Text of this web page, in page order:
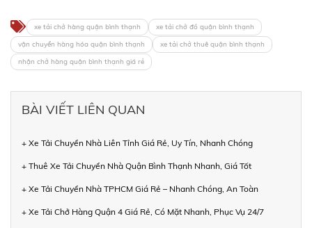
xe tải chở hàng quận bình thạnh
xe tải chở đồ quận bình thạnh
vận chuyển hàng hóa quận bình thạnh
xe tải chở thuê quận bình thạnh
nhận chở hàng quận bình thạnh giá rẻ
BÀI VIẾT LIÊN QUAN
+ Xe Tải Chuyển Nhà Liên Tỉnh Giá Rẻ, Uy Tín, Nhanh Chóng
+ Thuê Xe Tải Chuyển Nhà Quận Bình Thạnh Nhanh, Giá Tốt
+ Xe Tải Chuyển Nhà TPHCM Giá Rẻ – Nhanh Chóng, An Toàn
+ Xe Tải Chở Hàng Quận 4 Giá Rẻ, Có Mặt Nhanh, Phục Vụ 24/7